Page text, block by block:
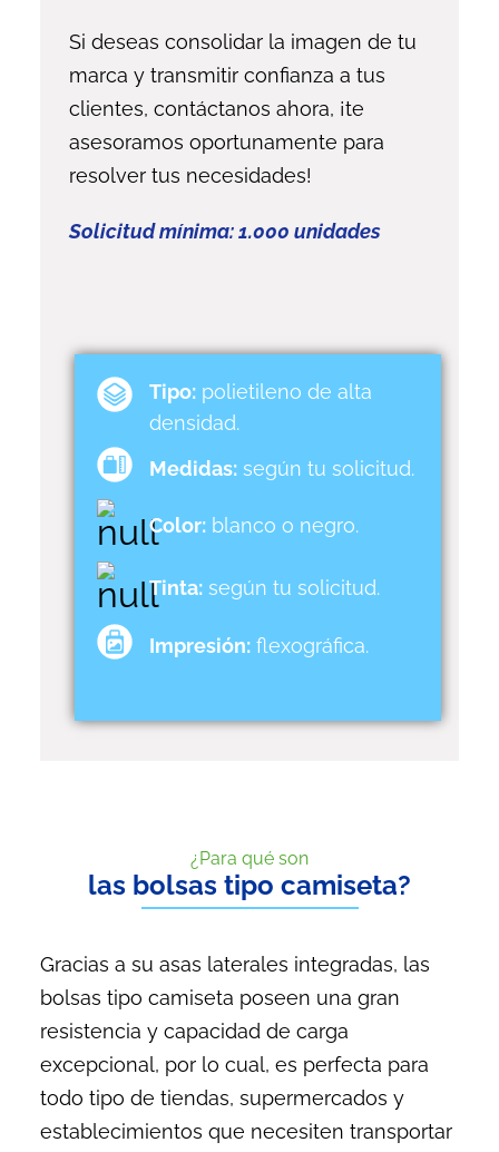
Si deseas consolidar la imagen de tu
marca y transmitir confianza a tus
clientes, contáctanos ahora, ¡te
asesoramos oportunamente para
resolver tus necesidades!
Solicitud mínima: 1.000 unidades
Tipo:polietileno de alta
densidad.
Medidas:según tu solicitud.
Color:blanco o negro.
Tinta:según tu solicitud.
Impresión:flexográfica.
¿Para qué son
las bolsas tipo camiseta?
Gracias a su asas laterales integradas, las
bolsas tipo camiseta poseen una gran
resistencia y capacidad de carga
excepcional, por lo cual, es perfecta para
todo tipo de tiendas, supermercados y
establecimientos que necesiten transportar